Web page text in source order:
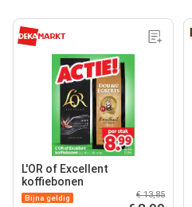
L'OR of Excellent
koffiebonen
Bijna geldig € 13,85